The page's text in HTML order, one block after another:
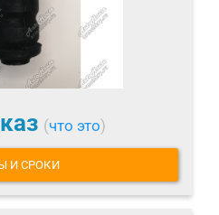
(что это)
И СРОКИ